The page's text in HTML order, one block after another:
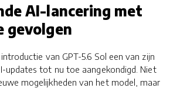
AI-lancering met
gevolgen
van GPT-5.6 Sol een van zijn
updates tot nu toe aangekondigd. Niet
mogelijkheden van het model, maar